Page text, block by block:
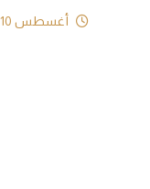
أغسطس 10, 2022